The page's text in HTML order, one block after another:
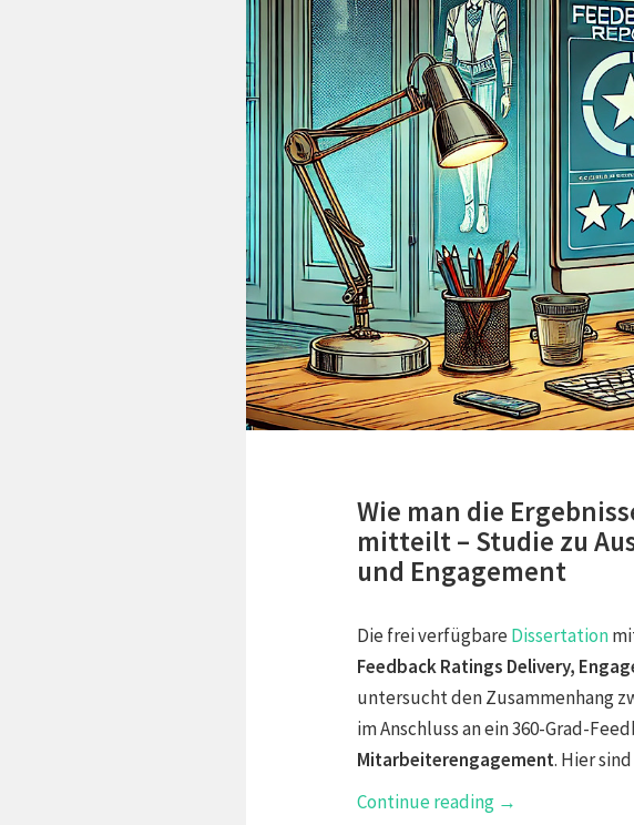
Wie man die
mitteilt – Studie zu
und Engagement
Die frei verfügbareDissertation
Feedback Ratings Delivery,
untersucht den Zusammenhang
im Anschluss an ein 360-Grad-
Mitarbeiterengagement. Hier
Continue reading →